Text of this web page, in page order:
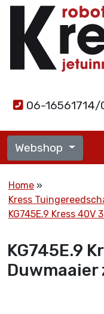
06-
Webshop
Home
Kress
KG745E.9 Kress
KG745E.9
Duwmaaier